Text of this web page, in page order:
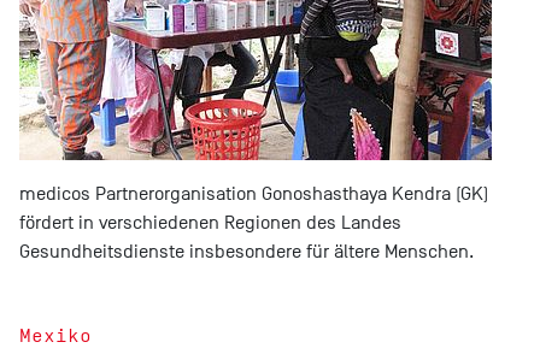
medicos Partnerorganisation Gonoshasthaya Kendra (GK)
fördert in verschiedenen Regionen des Landes
Gesundheitsdienste insbesondere für ältere Menschen.
Mexiko